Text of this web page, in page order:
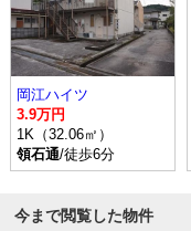
岡江ハイツ
3.9万円
1K（32.06㎡）
領石通/徒歩6分
今まで閲覧した物件